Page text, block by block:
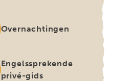
Overnachtingen
Engelssprekende
privé-gids